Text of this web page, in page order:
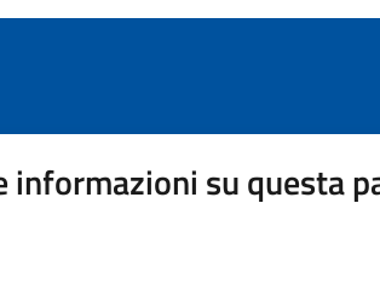
informazioni su questa